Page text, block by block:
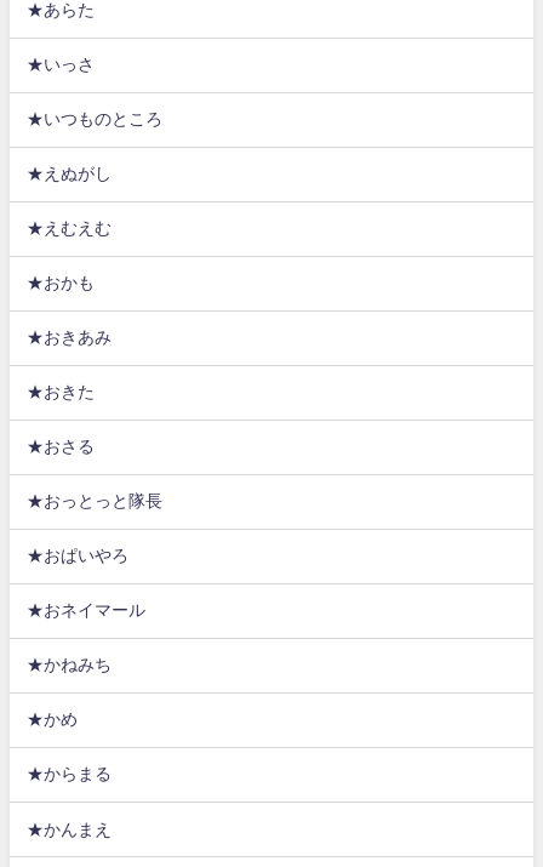
★あらた
★いっさ
★いつものところ
★えぬがし
★えむえむ
★おかも
★おきあみ
★おきた
★おさる
★おっとっと隊長
★おぱいやろ
★おネイマール
★かねみち
★かめ
★からまる
★かんまえ